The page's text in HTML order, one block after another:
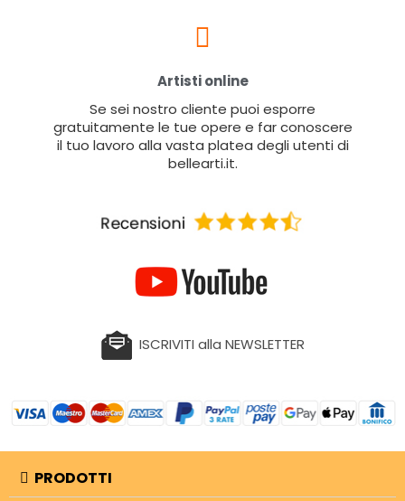
Artisti online
Se sei nostro cliente puoi esporre
gratuitamente le tue opere e far conoscere
il tuo lavoro alla vasta platea degli utenti di
bellearti.it.
ISCRIVITI alla NEWSLETTER
PRODOTTI